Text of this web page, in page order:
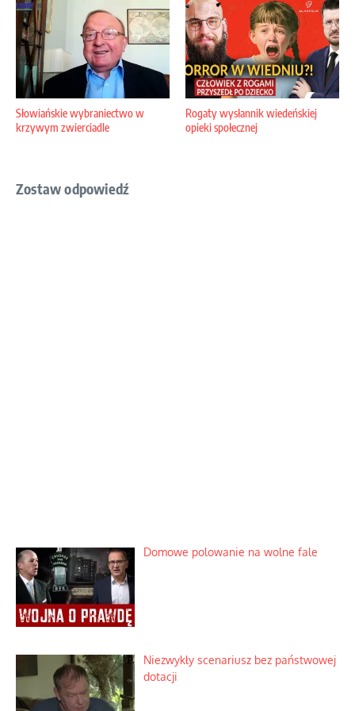
Słowiańskie wybraniectwo w
krzywym zwierciadle
Rogaty wysłannik wiedeńskiej
opieki społecznej
Zostaw odpowiedź
Domowe polowanie na wolne fale
Niezwykły scenariusz bez państwowej
dotacji